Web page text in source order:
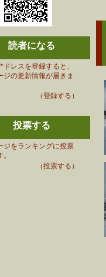
読者になる
ドレスを登録すると、
ジの更新情報が届きま
（登録する）
投票する
ジをランキングに投票
（投票する）